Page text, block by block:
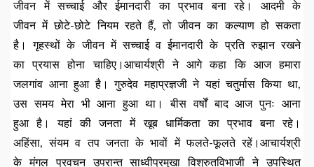
जीवन में सच्चाई और ईमानदारी का प्रभाव बना रहे। आदमी के
जीवन में छोटे-छोटे नियम रहते हैं, तो जीवन का कल्याण हो सकता
है। गृहस्थों के जीवन में सच्चाई व ईमानदारी के प्रति रुझान रखने
का प्रयास होना चाहिए।आचार्यश्री ने आगे कहा कि आज हमारा
जलगांव आना हुआ है। गुरुदेव महाप्रज्ञजी ने यहां चतुर्मास किया था,
उस समय मेरा भी आना हुआ था। बीस वर्षों बाद आज पुनः आना
हुआ है। यहां की जनता में खूब धार्मिकता का प्रभाव बना रहे।
अहिंसा, संयम व तप जनता के भावों में फलते-फूलते रहें।आचार्यश्री
के मंगल प्रवचन उपरान्त साध्वीप्रमुखा विश्रुतविभाजी ने उपस्थित